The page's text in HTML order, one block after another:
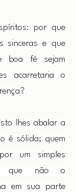
por que
sinceras e que
boa fé sejam
acarretaria o
lhes abalar a
é sólida; quem
um simples
que não o
em sua parte